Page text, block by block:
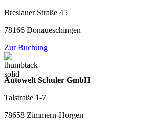
Breslauer Straße 45
78166 Donaueschingen
Zur Buchung
Autowelt Schuler GmbH
Talstraße 1-7
78658 Zimmern-Horgen